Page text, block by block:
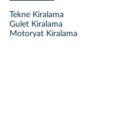
Tekne Kiralama
Gulet Kiralama
Motoryat Kiralama